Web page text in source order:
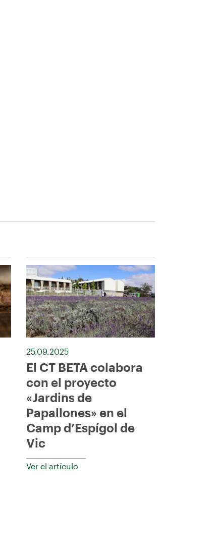
25.09.2025
El CT BETA colabora
con el proyecto
«Jardins de
Papallones» en el
Camp d’Espígol de
Vic
Ver el artículo